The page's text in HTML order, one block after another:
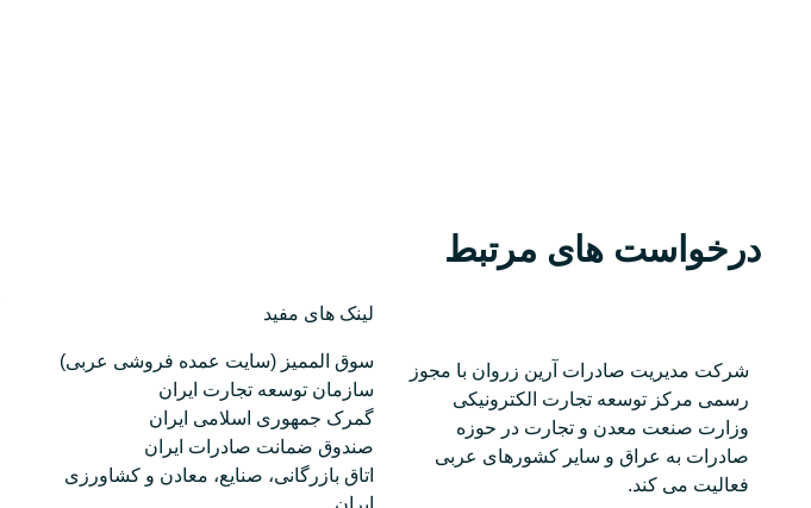
درخواست های مرتبط
شرکت مدیریت صادرات آرین زروان با مجوز
رسمی مرکز توسعه تجارت الکترونیکی
وزارت صنعت معدن و تجارت در حوزه
صادرات به عراق و سایر کشورهای عربی
فعالیت می کند.
لینک های مفید
سوق الممیز (سایت عمده فروشی عربی)
سازمان توسعه تجارت ایران
گمرک جمهوری اسلامی ایران
صندوق ضمانت صادرات ایران
اتاق بازرگانی، صنایع، معادن و کشاورزی
ایران